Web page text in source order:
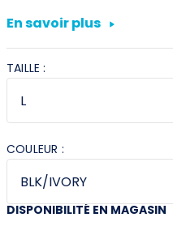
En savoir plus
TAILLE :
COULEUR :
DISPONIBILITÉ EN MAGASIN